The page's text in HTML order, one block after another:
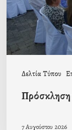
Δελτία Τύπου
Πρόσκληση
7 Αυγούστου 2026